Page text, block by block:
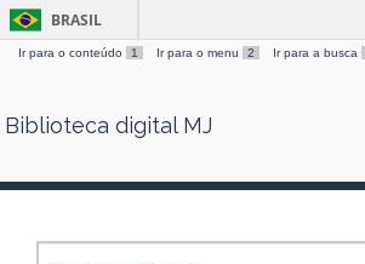
Skip
BRASIL
Ir para o conteúdo 1 Ir para o menu 2 Ir para a busca
Biblioteca digital MJ